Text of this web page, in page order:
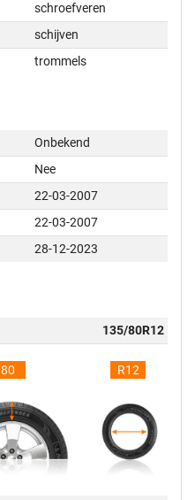
schroefveren
schijven
trommels
Onbekend
Nee
22-03-2007
22-03-2007
28-12-2023
135/80R12
80 R12